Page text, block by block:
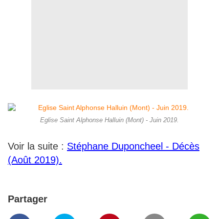
Eglise Saint Alphonse Halluin (Mont) - Juin 2019.
Voir la suite : Stéphane Duponcheel - Décès
(Août 2019).
Partager